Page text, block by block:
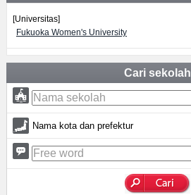
[Universitas]
Fukuoka Women's University
Cari sekolah
Nama kota dan prefektur